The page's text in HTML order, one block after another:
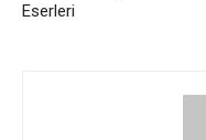
Eserleri